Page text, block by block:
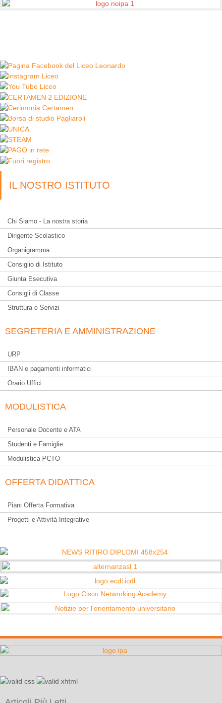
IL NOSTRO ISTITUTO
Chi Siamo - La nostra storia
Dirigente Scolastico
Organigramma
Consiglio di Istituto
Giunta Esecutiva
Consigli di Classe
Struttura e Servizi
SEGRETERIA E AMMINISTRAZIONE
URP
IBAN e pagamenti informatici
Orario Uffici
MODULISTICA
Personale Docente e ATA
Studenti e Famiglie
Modulistica PCTO
OFFERTA DIDATTICA
Piani Offerta Formativa
Progetti e Attività Integrative